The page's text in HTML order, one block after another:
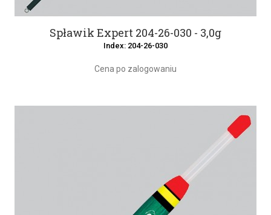
Spławik Expert 204-26-030 - 3,0g
Index: 204-26-030
Cena po zalogowaniu